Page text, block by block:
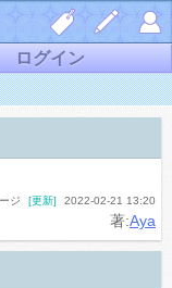
しお
り一 説を ペー
ログイン
著:Aya
ジ [更新] 2022-02-21 13:20